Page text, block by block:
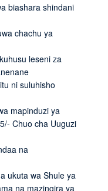
biashara shindani
chachu ya
leseni za
ni suluhisho
mapinduzi ya
Chuo cha Uuguzi
na
ukuta wa Shule ya
na mazingira ya